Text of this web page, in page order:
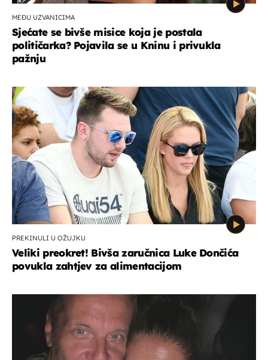
MEĐU UZVANICIMA
Sjećate se bivše misice koja je postala
političarka? Pojavila se u Kninu i privukla
pažnju
PREKINULI U OŽUJKU
Veliki preokret! Bivša zaručnica Luke Dončića
povukla zahtjev za alimentacijom